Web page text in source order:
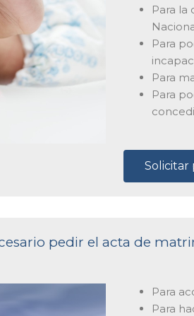
Para
Para
Para
Para
Solicitar
pedir el acta de
Para
Para